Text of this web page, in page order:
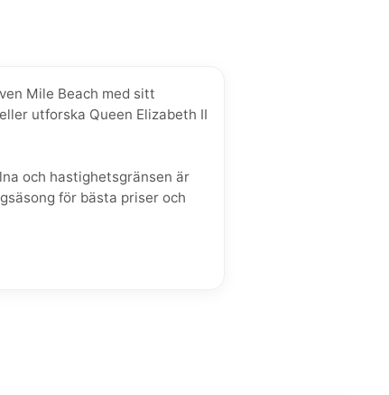
Mile Beach med sitt
utforska Queen Elizabeth II
och hastighetsgränsen är
för bästa priser och